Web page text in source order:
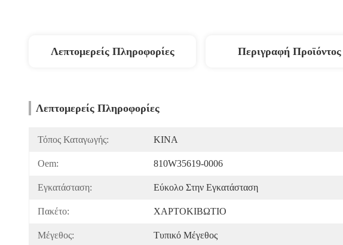
Λεπτομερείς Πληροφορίες Περιγραφή Προϊόντος
Λεπτομερείς Πληροφορίες
Τόπος Καταγωγής: ΚΙΝΑ
Oem: 810W35619-0006
Εγκατάσταση: Εύκολο Στην Εγκατάσταση
Πακέτο: ΧΑΡΤΟΚΙΒΩΤΙΟ
Μέγεθος: Τυπικό Μέγεθος